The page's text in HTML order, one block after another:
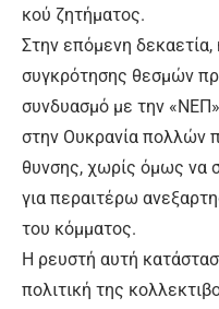
κού ζη­τή­μα­τος.
Στην ε­πό­με­νη δε­κα­ε­τί­α,
συ­γκρό­τη­σης θε­σμών
συν­δυα­σμό με την
στην Ου­κρα­νί­α πολ­λών
θυν­σης, χω­ρίς ό­μως να
για πε­ραι­τέ­ρω
του κόμ­μα­τος.
Η ρευ­στή αυ­τή
πο­λι­τι­κή της